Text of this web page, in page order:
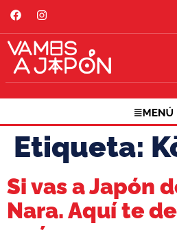
Etiqueta:
Si vas a Japón
Nara. Aquí te